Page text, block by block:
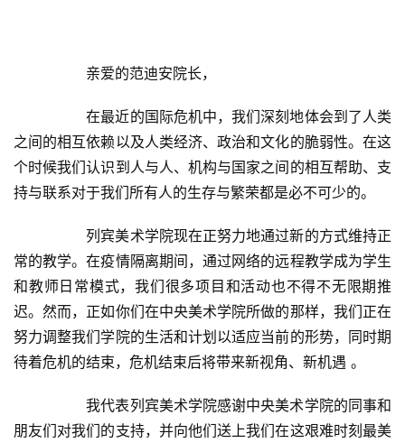
快
讯
征
稿
学
术
  	亲爱的范迪安院长，
之间的相互依赖以及人类经济、政治和文化的脆弱性。在这
个时候我们认识到人与人、机构与国家之间的相互帮助、支
持与联系对于我们所有人的生存与繁荣都是必不可少的。
常的教学。在疫情隔离期间，通过网络的远程教学成为学生
和教师日常模式，我们很多项目和活动也不得不无限期推
迟。然而，正如你们在中央美术学院所做的那样，我们正在
努力调整我们学院的生活和计划以适应当前的形势，同时期
待着危机的结束，危机结束后将带来新视角、新机遇 。
朋友们对我们的支持，并向他们送上我们在这艰难时刻最美